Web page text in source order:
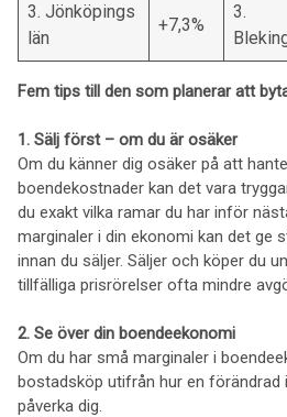
3. Jönköpings
län
+7,3%
3.
Fem tips till den som planerar att
1. Sälj först – om du är osäker
Om du känner dig osäker på att
boendekostnader kan det vara
du exakt vilka ramar du har inför
marginaler i din ekonomi kan det ge
innan du säljer. Säljer och köper du
tillfälliga prisrörelser ofta mindre
2. Se över din boendeekonomi
Om du har små marginaler i
bostadsköp utifrån hur en förändrad
påverka dig.